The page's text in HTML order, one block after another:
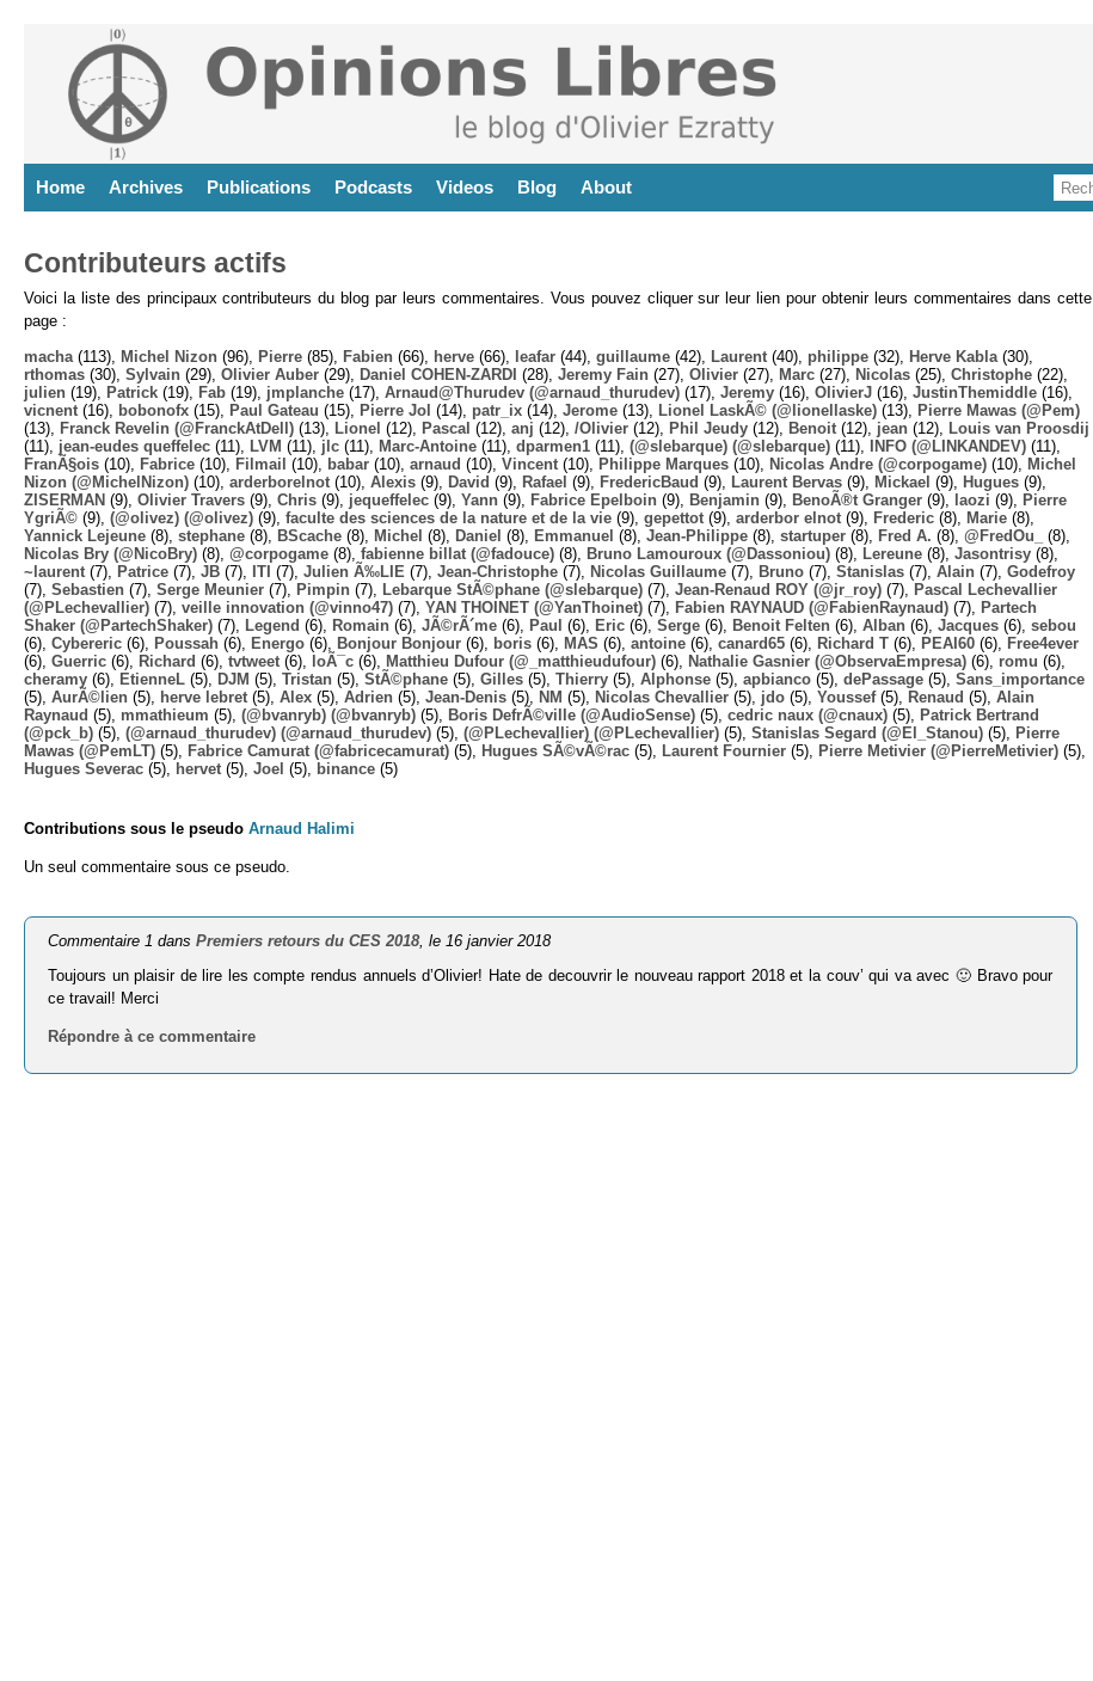
Home Archives Publications Podcasts Videos Blog About
Contributeurs actifs
Voici la liste des principaux contributeurs du blog par leurs commentaires. Vous pouvez cliquer sur leur lien pour obtenir leurs commentaires dans cette
page :
macha (113), Michel Nizon (96), Pierre (85), Fabien (66), herve (66), leafar (44), guillaume (42), Laurent (40), philippe (32), Herve Kabla (30),
rthomas (30), Sylvain (29), Olivier Auber (29), Daniel COHEN-ZARDI (28), Jeremy Fain (27), Olivier (27), Marc (27), Nicolas (25), Christophe (22),
julien (19), Patrick (19), Fab (19), jmplanche (17), Arnaud@Thurudev (@arnaud_thurudev) (17), Jeremy (16), OlivierJ (16), JustinThemiddle (16),
vicnent (16), bobonofx (15), Paul Gateau (15), Pierre Jol (14), patr_ix (14), Jerome (13), Lionel LaskÃ© (@lionellaske) (13),
Pierre Mawas (@Pem)
(13),
Franck Revelin (@FranckAtDell) (13), Lionel (12), Pascal (12), anj (12), /Olivier (12), Phil Jeudy (12), Benoit (12), jean (12),
Louis van Proosdij
(11), jean-eudes queffelec (11), LVM (11), jlc (11), Marc-Antoine (11), dparmen1 (11), (@slebarque) (@slebarque) (11), INFO (@LINKANDEV) (11),
FranÃ§ois (10), Fabrice (10), Filmail (10), babar (10), arnaud (10), Vincent (10), Philippe Marques (10), Nicolas Andre (@corpogame) (10),
Michel
Nizon (@MichelNizon) (10), arderborelnot (10), Alexis (9), David (9), Rafael (9), FredericBaud (9), Laurent Bervas (9), Mickael (9), Hugues (9),
ZISERMAN (9), Olivier Travers (9), Chris (9), jequeffelec (9), Yann (9), Fabrice Epelboin (9), Benjamin (9), BenoÃ®t Granger (9), laozi (9),
Pierre
YgriÃ© (9), (@olivez) (@olivez) (9), faculte des sciences de la nature et de la vie (9), gepettot (9), arderbor elnot (9), Frederic (8), Marie (8),
Yannick Lejeune (8), stephane (8), BScache (8), Michel (8), Daniel (8), Emmanuel (8), Jean-Philippe (8), startuper (8), Fred A. (8), @FredOu_
(8),
Nicolas Bry (@NicoBry) (8), @corpogame (8), fabienne billat (@fadouce) (8), Bruno Lamouroux (@Dassoniou) (8), Lereune (8), Jasontrisy (8),
~laurent (7), Patrice (7), JB (7), ITI (7), Julien Ã‰LIE (7), Jean-Christophe (7), Nicolas Guillaume (7), Bruno (7), Stanislas (7), Alain (7), Godefroy
(7), Sebastien (7), Serge Meunier (7), Pimpin (7), Lebarque StÃ©phane (@slebarque) (7), Jean-Renaud ROY (@jr_roy) (7),
Pascal Lechevallier
(@PLechevallier) (7), veille innovation (@vinno47) (7), YAN THOINET (@YanThoinet) (7), Fabien RAYNAUD (@FabienRaynaud) (7),
Partech
Shaker (@PartechShaker) (7), Legend (6), Romain (6), JÃ©rÃ´me (6), Paul (6), Eric (6), Serge (6), Benoit Felten (6), Alban (6), Jacques (6), sebou
(6), Cybereric (6), Poussah (6), Energo (6), Bonjour Bonjour (6), boris (6), MAS (6), antoine (6), canard65 (6), Richard T (6), PEAI60 (6),
Free4ever
(6), Guerric (6), Richard (6), tvtweet (6), loÃ¯c (6), Matthieu Dufour (@_matthieudufour) (6), Nathalie Gasnier (@ObservaEmpresa) (6), romu (6),
cheramy (6), EtienneL (5), DJM (5), Tristan (5), StÃ©phane (5), Gilles (5), Thierry (5), Alphonse (5), apbianco (5), dePassage (5), Sans_importance
(5), AurÃ©lien (5), herve lebret (5), Alex (5), Adrien (5), Jean-Denis (5), NM (5), Nicolas Chevallier (5), jdo (5), Youssef(5), Renaud (5), Alain
Raynaud (5), mmathieum (5), (@bvanryb) (@bvanryb) (5), Boris DefrÃ©ville (@AudioSense) (5), cedric naux (@cnaux) (5),
Patrick Bertrand
(@pck_b) (5), (@arnaud_thurudev) (@arnaud_thurudev) (5), (@PLechevallier) (@PLechevallier) (5), Stanislas Segard (@El_Stanou) (5),
Pierre
Mawas (@PemLT) (5), Fabrice Camurat (@fabricecamurat) (5), Hugues SÃ©vÃ©rac (5), Laurent Fournier (5), Pierre Metivier (@PierreMetivier) (5),
Hugues Severac (5), hervet (5), Joel (5), binance (5)
Contributions sous le pseudo Arnaud Halimi
Un seul commentaire sous ce pseudo.
Commentaire 1 dansPremiers retours du CES 2018, le 16 janvier 2018
Toujours un plaisir de lire les compte rendus annuels d’Olivier! Hate de decouvrir le nouveau rapport 2018 et la couv’ qui va avec 🙂 Bravo pour
ce travail! Merci
Répondre à ce commentaire